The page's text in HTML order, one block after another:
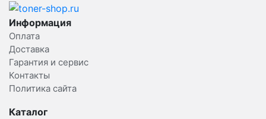
Информация
Оплата
Доставка
Гарантия и сервис
Контакты
Политика сайта
Каталог